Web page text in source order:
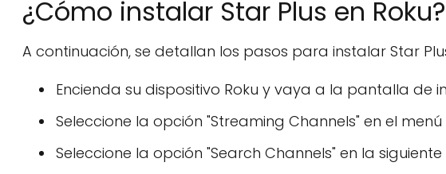
¿Cómo instalar Star Plus en Roku?
A continuación, se detallan los pasos para instalar Star
Encienda su dispositivo Roku y vaya a la pantalla de
Seleccione la opción "Streaming Channels" en el
Seleccione la opción "Search Channels" en la